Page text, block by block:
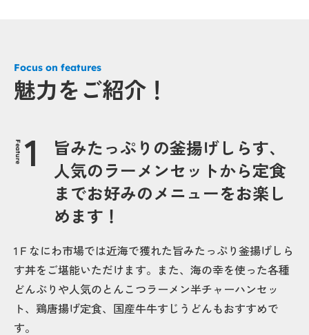
Focus on features
魅力をご紹介！
Feature
旨みたっぷりの釜揚げしらす、
人気のラーメンセットから定食
までお好みのメニューをお楽し
めます！
1Ｆなにわ市場では近海で獲れた旨みたっぷり釜揚げしら
す丼をご堪能いただけます。また、海の幸を使った各種
どんぶりや人気のとんこつラーメン半チャーハンセッ
ト、鶏唐揚げ定食、国産牛牛すじうどんもおすすめで
す。